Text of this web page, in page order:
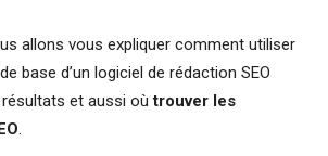
allons vous expliquer comment utiliser
base d’un logiciel de rédaction SEO
et aussi oùtrouver les
.